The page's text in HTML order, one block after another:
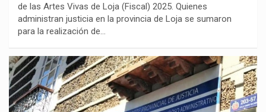
de las Artes Vivas de Loja (Fiscal) 2025. Quienes
administran justicia en la provincia de Loja se sumaron
para la realización de…